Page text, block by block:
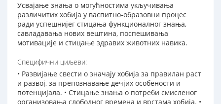
Усвајање знања о могућностима укључивања
различитих хобија у васпитно-образовни процес
ради успешнијег стицања функционалног знања,
савладавања нових вештина, поспешивања
мотивације и стицање здравих животних навика.
Специфични циљеви:
• Развијање свести о значају хобија за правилан раст
и развој, за препознавање дечјих особености и
потенцијала. • Стицање знања о потреби смисленог
организовања слободног времена и врстама хобија. •